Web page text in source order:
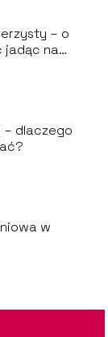
– o
jadąc na
– dlaczego
w